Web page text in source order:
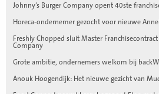
Johnny’s Burger Company opent 40ste
Horeca-ondernemer gezocht voor nieuwe
Freshly Chopped sluit Master
Company
Grote ambitie, ondernemers welkom bij
Anouk Hoogendijk: Het nieuwe gezicht van